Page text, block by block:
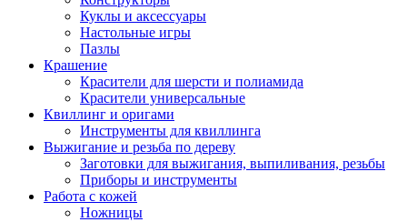
Куклы и аксессуары
Настольные игры
Пазлы
Крашение
Красители для шерсти и полиамида
Красители универсальные
Квиллинг и оригами
Инструменты для квиллинга
Выжигание и резьба по дереву
Заготовки для выжигания, выпиливания, резьбы
Приборы и инструменты
Работа с кожей
Ножницы